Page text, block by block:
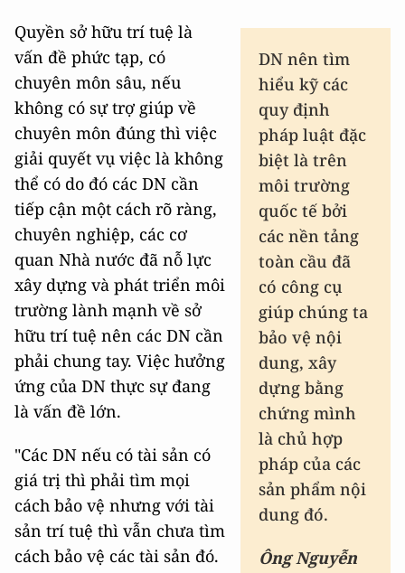
DN nên tìm
hiểu kỹ các
quy định
pháp luật đặc
biệt là trên
môi trường
quốc tế bởi
các nền tảng
toàn cầu đã
có công cụ
giúp chúng ta
bảo vệ nội
dung, xây
dựng bằng
chứng mình
là chủ hợp
pháp của các
sản phẩm nội
dung đó.
ÔngNguyễn
Quyền sở hữu trí tuệ là
vấn đề phức tạp, có
chuyên môn sâu, nếu
không có sự trợ giúp về
chuyên môn đúng thì việc
giải quyết vụ việc là không
thể có do đó các DN cần
tiếp cận một cách rõ ràng,
chuyên nghiệp, các cơ
quan Nhà nước đã nỗ lực
xây dựng và phát triển môi
trường lành mạnh về sở
hữu trí tuệ nên các DN cần
phải chung tay. Việc hưởng
ứng của DN thực sự đang
là vấn đề lớn.
"Các DN nếu có tài sản có
giá trị thì phải tìm mọi
cách bảo vệ nhưng với tài
sản trí tuệ thì vẫn chưa tìm
cách bảo vệ các tài sản đó.